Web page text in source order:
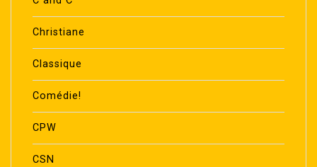
Christiane
Classique
Comédie!
CPW
CSN